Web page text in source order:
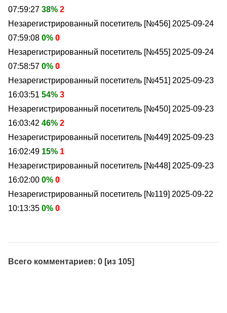
07:59:27 38% 2
Незарегистрированный посетитель [№456] 2025-09-24
07:59:08 0% 0
Незарегистрированный посетитель [№455] 2025-09-24
07:58:57 0% 0
Незарегистрированный посетитель [№451] 2025-09-23
16:03:51 54% 3
Незарегистрированный посетитель [№450] 2025-09-23
16:03:42 46% 2
Незарегистрированный посетитель [№449] 2025-09-23
16:02:49 15% 1
Незарегистрированный посетитель [№448] 2025-09-23
16:02:00 0% 0
Незарегистрированный посетитель [№119] 2025-09-22
10:13:35 0% 0
Всего комментариев: 0 [из 105]